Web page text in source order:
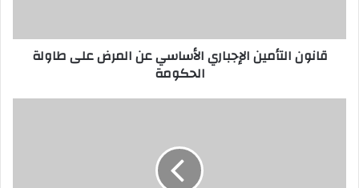
قانون التأمين الإجباري الأساسي عن المرض على طاولة
الحكومة